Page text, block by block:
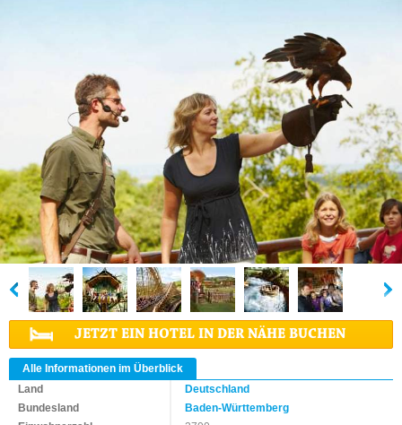
JETZT EIN HOTEL IN DER NÄHE BUCHEN
Alle Informationen im Überblick
Land
Deutschland
Bundesland
Baden-Württemberg